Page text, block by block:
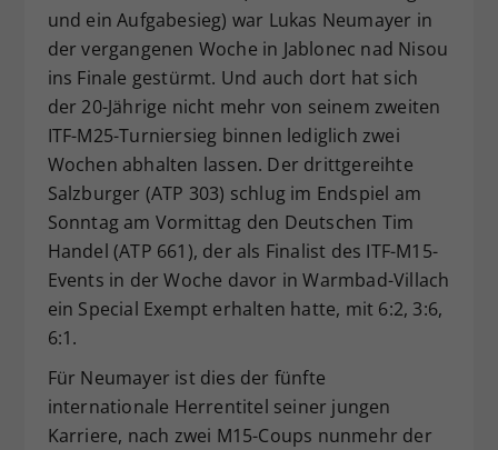
und ein Aufgabesieg) war Lukas Neumayer in
der vergangenen Woche in Jablonec nad Nisou
ins Finale gestürmt. Und auch dort hat sich
der 20-Jährige nicht mehr von seinem zweiten
ITF-M25-Turniersieg binnen lediglich zwei
Wochen abhalten lassen. Der drittgereihte
Salzburger (ATP 303) schlug im Endspiel am
Sonntag am Vormittag den Deutschen Tim
Handel (ATP 661), der als Finalist des ITF-M15-
Events in der Woche davor in Warmbad-Villach
ein Special Exempt erhalten hatte, mit 6:2, 3:6,
6:1.
Für Neumayer ist dies der fünfte
internationale Herrentitel seiner jungen
Karriere, nach zwei M15-Coups nunmehr der
Zweck
Dieser Wert speichert Ihre Consent-
Einstellungen. Unter anderem eine
zufällig generierte ID, für die
historische Speicherung Ihrer
vorgenommen Einstellungen, falls der
Webseiten-Betreiber dies eingestellt
hat.